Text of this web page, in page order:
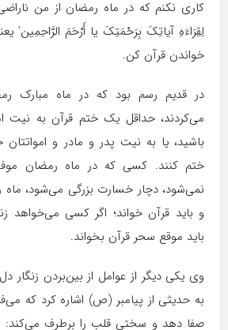
کاری نکنم که در ماه رمضان از من
لِقِرَاءَهِ آیاتِکَ بِرَحْمَتِکَ یا أَرْحَمَ الرَّاحِمِین’
خواندن قرآن کن.
در قدیم رسم بود که در ماه مبارک
می‌کردند، حداقل یک ختم قرآن به نیت
باشید، یا به نیت پدر و مادر و
ختم کنند. کسی که در ماه رمضان
نمی‌شود، دچار خسارت بزرگی می‌شود،
و باید قرآن خواند؛ اگر کسی می‌خواهد
باید موقع سحر قرآن بخواند.
وی یکی دیگر از عوامل از بین‌بردن زنگار
به حدیثی از پیامبر (ص) اشاره کرد که
صفا دهد و سختی قلب را برطرف می‌کند: